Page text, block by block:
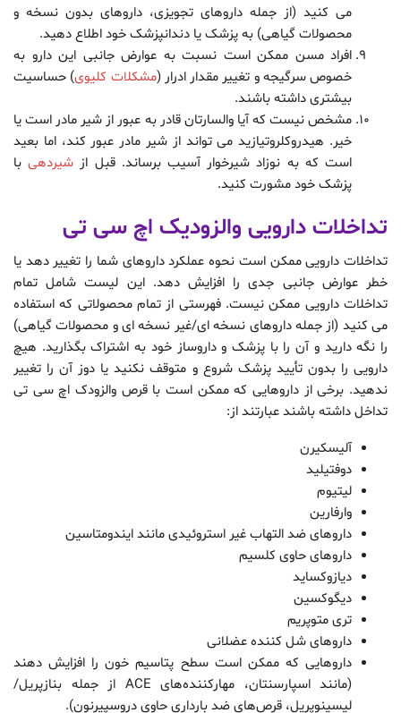
می کنید (از جمله داروهای تجویزی، داروهای بدون نسخه و
محصولات گیاهی) به پزشک یا دندانپزشک خود اطلاع دهید.
افراد مسن ممکن است نسبت به عوارض جانبی این دارو به
خصوص سرگیجه و تغییر مقدار ادرار (مشکلات کلیوی) حساسیت
بیشتری داشته باشند.
مشخص نیست که آیا والسارتان قادر به عبور از شیر مادر است یا
خیر. هیدروکلروتیازید می تواند از شیر مادر عبور کند، اما بعید
است که به نوزاد شیرخوار آسیب برساند. قبل از شیردهیبا
پزشک خود مشورت کنید.
تداخلات دارویی والزودیک اچ سی تی
تداخلات دارویی ممکن است نحوه عملکرد داروهای شما را تغییر دهد یا
خطر عوارض جانبی جدی را افزایش دهد. این لیست شامل تمام
تداخلات دارویی ممکن نیست. فهرستی از تمام محصولاتی که استفاده
می کنید (از جمله داروهای نسخه ای/غیر نسخه ای و محصولات گیاهی)
را نگه دارید و آن را با پزشک و داروساز خود به اشتراک بگذارید. هیچ
دارویی را بدون تأیید پزشک شروع و متوقف نکنید یا دوز آن را تغییر
ندهید. برخی از داروهایی که ممکن است با قرص والزودک اچ سی تی
تداخل داشته باشند عبارتند از:
آلیسکیرن
دوفتیلید
لیتیوم
وارفارین
داروهای ضد التهاب غیر استروئیدی مانند ایندومتاسین
داروهای حاوی کلسیم
دیازوکساید
دیگوکسین
تری متوپریم
داروهای شل کننده عضلانی
داروهایی که ممکن است سطح پتاسیم خون را افزایش دهند
(مانند اسپارسنتان، مهارکننده‌های ACE از جمله بنازپریل/
لیسینوپریل، قرص‌های ضد بارداری حاوی دروسپیرنون).